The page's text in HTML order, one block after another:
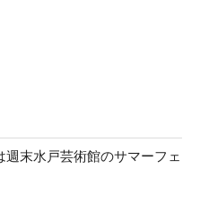
週末水戸芸術館のサマーフェ